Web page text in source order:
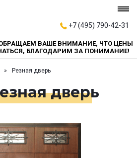
+7 (495) 790-42-31
ВАШЕ ВНИМАНИЕ, ЧТО ЦЕНЫ
БЛАГОДАРИМ ЗА ПОНИМАНИЕ!
Резная дверь
дверь